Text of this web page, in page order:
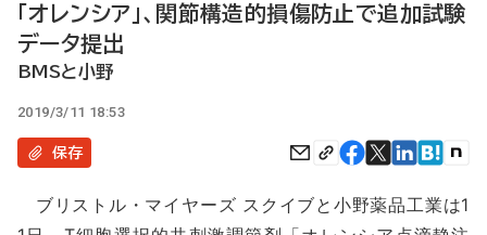
テ
ツ
に
「オレンシア」、関節構造的損傷防止で追加試験
データ提出
BMSと小野
2019/3/11 18:53
保存
ブリストル・マイヤーズ スクイブと小野薬品工業は1